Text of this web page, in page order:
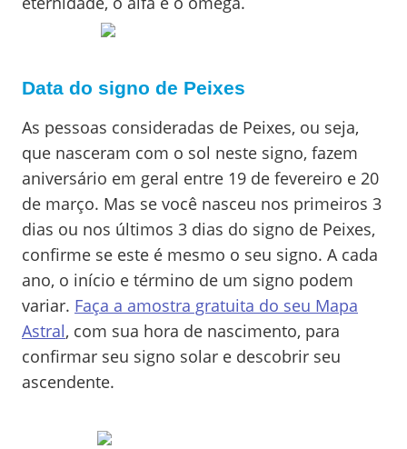
Data do signo de Peixes
As pessoas consideradas de Peixes, ou seja,
que nasceram com o sol neste signo, fazem
aniversário em geral entre 19 de fevereiro e 20
de março. Mas se você nasceu nos primeiros 3
dias ou nos últimos 3 dias do signo de Peixes,
confirme se este é mesmo o seu signo. A cada
ano, o início e término de um signo podem
variar. Faça a amostra gratuita do seu Mapa
Astral, com sua hora de nascimento, para
confirmar seu signo solar e descobrir seu
ascendente.